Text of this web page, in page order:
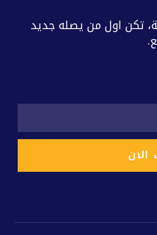
تكن اول من يصله جديد